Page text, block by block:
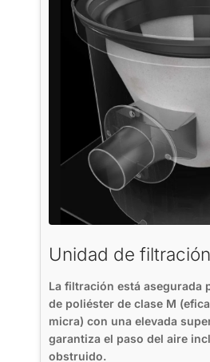
Unidad de filtración
La filtración está asegurada
de poliéster de clase M
micra) con una elevada
garantiza el paso del aire
obstruido.